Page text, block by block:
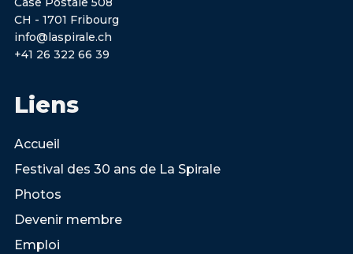
CH - 1701 Fribourg
info@laspirale.ch
+41 26 322 66 39
Liens
Accueil
Festival des 30 ans de La Spirale
Photos
Devenir membre
Emploi